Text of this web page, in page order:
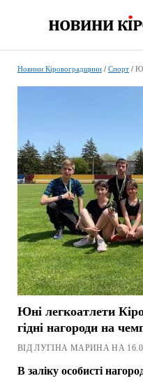
Новини Кіровоградщини/ Спорт/ Юні
Юні легкоатлети
гідні нагороди на
ВІД ЛУГІНА МАРИНА НА
В заліку особисті